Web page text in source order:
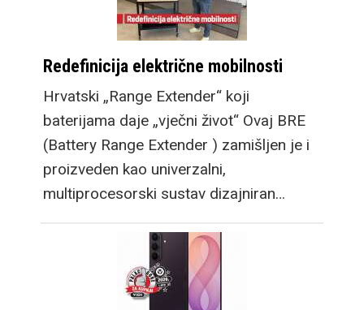
Redefinicija električne mobilnosti
Hrvatski „Range Extender“ koji
baterijama daje „vječni život“ Ovaj BRE
(Battery Range Extender ) zamišljen je i
proizveden kao univerzalni,
multiprocesorski sustav dizajniran…